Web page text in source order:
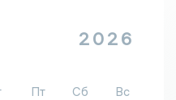
2026
Пт Сб
Вс